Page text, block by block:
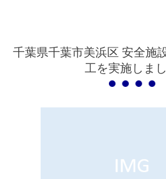
千葉県千葉市美浜区 安全施
工を実施しま